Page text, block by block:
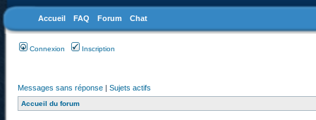
Accueil FAQ Forum Chat
Connexion Inscription
Messages sans réponse | Sujets actifs
Accueil du forum